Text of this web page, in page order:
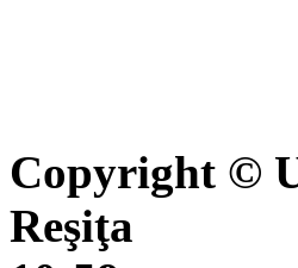
Copyright ©
Reşiţa